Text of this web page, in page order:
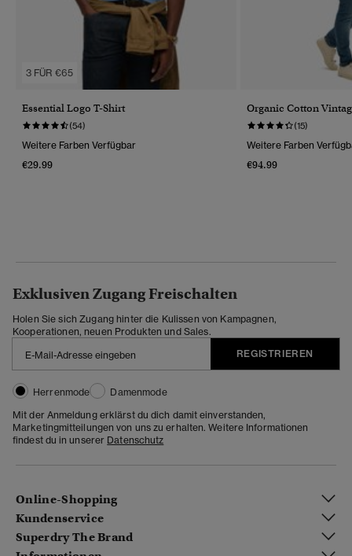
3 FÜR €65
Essential Logo T-Shirt
(54)
Weitere Farben Verfügbar
€29.99
Organic Cotton
(15)
Weitere Farben
€94.99
Exklusiven Zugang Freischalten
Holen Sie sich Zugang hinter die Kulissen von Kampagnen,
Kooperationen, neuen Produkten und Sales.
REGISTRIEREN
Herrenmode
Damenmode
Mit der Anmeldung erklärst du dich damit einverstanden,
Marketingmitteilungen von uns zu erhalten. Weitere Informationen
findest du in unserer Datenschutz
Online-Shopping
Kundenservice
Superdry The Brand